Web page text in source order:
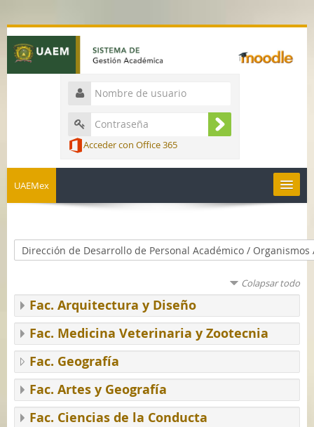
Acceder con Office 365
UAEMex
Colapsar todo
Fac. Arquitectura y Diseño
Fac. Medicina Veterinaria y Zootecnia
Fac. Geografía
Fac. Artes y Geografía
Fac. Ciencias de la Conducta